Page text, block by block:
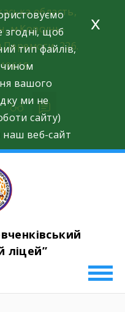
область,
м.Корсунь-
226.
ліцей”
щоб
тип файлів,
чином
вашого
ми не
сайту)
наш веб-сайт
x